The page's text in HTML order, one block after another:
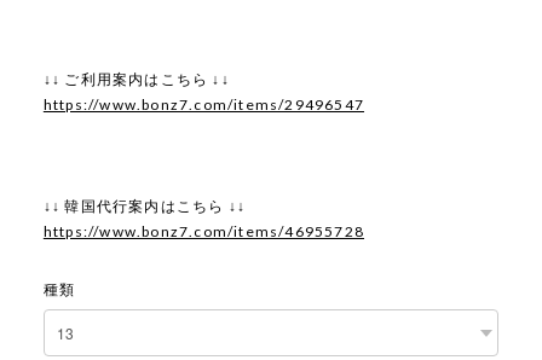
↓↓ ご利用案内はこちら ↓↓
https://www.bonz7.com/items/29496547
↓↓ 韓国代行案内はこちら ↓↓
https://www.bonz7.com/items/46955728
種類